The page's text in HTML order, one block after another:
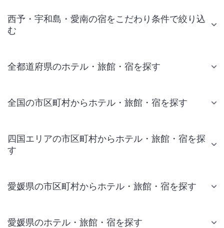
西予・宇和島・愛南の宿をこだわり条件で絞り込
む
全都道府県のホテル・旅館・宿を探す
全国の市区町村からホテル・旅館・宿を探す
四国エリアの市区町村からホテル・旅館・宿を探
す
愛媛県の市区町村からホテル・旅館・宿を探す
愛媛県のホテル・旅館・宿を探す